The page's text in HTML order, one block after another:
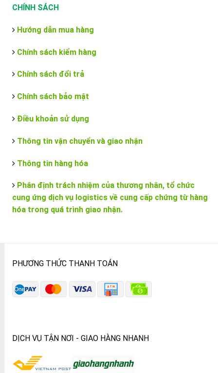
CHÍNH SÁCH
Hướng dẫn mua hàng
Chính sách kiểm hàng
Chính sách đổi trả
Chính sách bảo mật
Điều khoản sử dụng
Thông tin vận chuyển và giao nhận
Thông tin hàng hóa
Phân định trách nhiệm của thương nhân, tổ chức
cung ứng dịch vụ logistics về cung cấp chứng từ hàng
hóa trong quá trình giao nhận.
PHƯƠNG THỨC THANH TOÁN
DỊCH VỤ TẬN NƠI - GIAO HÀNG NHANH